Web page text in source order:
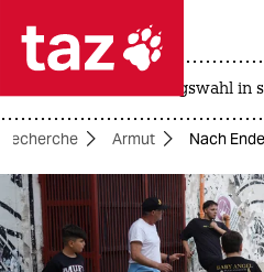
 taz zahl
taz zahl ich
themen
politik
landtagswahl in
Armut Nach